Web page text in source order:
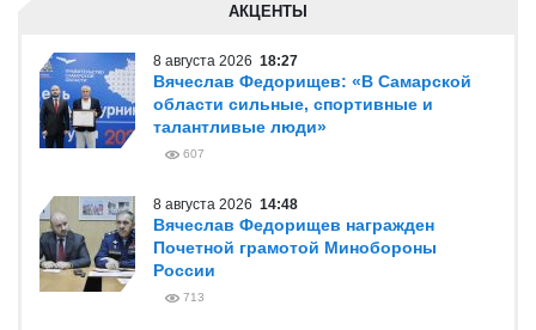
АКЦЕНТЫ
8 августа 2026 18:27
Вячеслав Федорищев: «В Самарской
области сильные, спортивные и
талантливые люди»
607
8 августа 2026 14:48
Вячеслав Федорищев награжден
Почетной грамотой Минобороны
России
713